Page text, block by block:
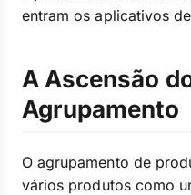
entram os aplicativos
A Ascensão
Agrupamento
O agrupamento de
vários produtos como